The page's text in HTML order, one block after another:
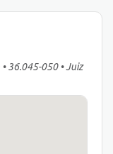
36.045-050 • Juiz